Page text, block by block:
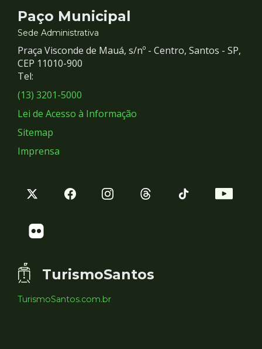
Contato
e
Redes
Sociais
Paço Municipal
Sede Administrativa
Praça Visconde de Mauá, s/nº - Centro, Santos - SP,
CEP 11010-900
Tel:
(13) 3201-5000
Lei de Acesso à Informação
Sitemap
Imprensa
TurismoSantos
TurismoSantos.com.br